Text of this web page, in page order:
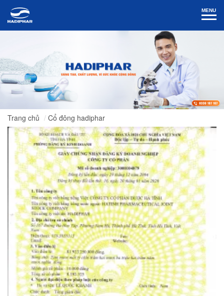
MENU
Trang chủ Cổ đông hadiphar